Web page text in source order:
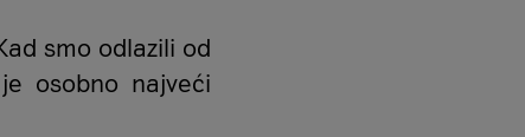
smo odlazili od
osobno najveći